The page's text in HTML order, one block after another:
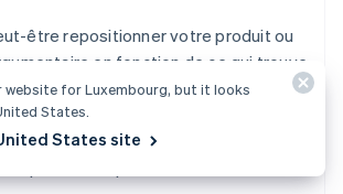
être repositionner votre produit ou
en fonction de ce qui trouve
local. Tenez compte des
:
website for Luxembourg, but it looks
States.
States site